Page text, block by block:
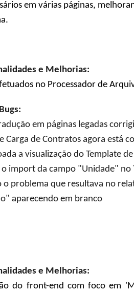
em várias páginas,
e Melhorias:
no Processador de
em páginas legadas
Carga de Contratos agora está
a visualização do Template
import da campo "Unidade" no
o problema que resultava no
aparecendo em branco
e Melhorias:
do front-end com foco em